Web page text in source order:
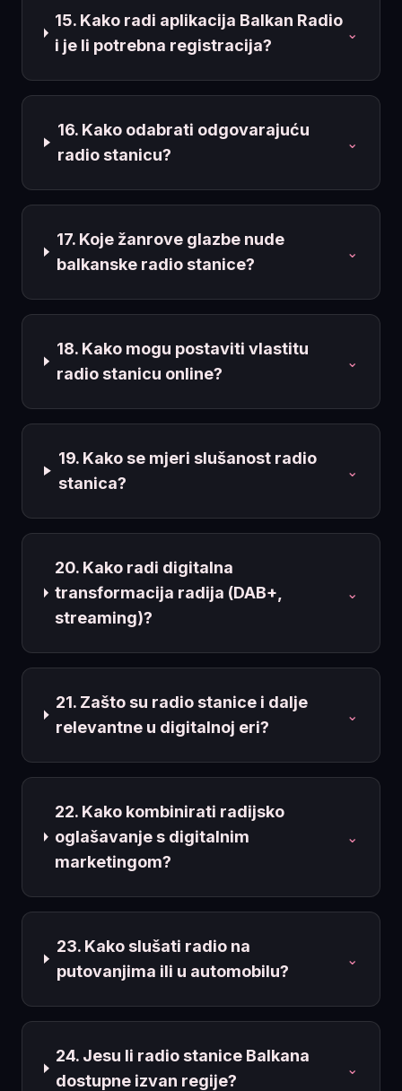
15. Kako radi aplikacija Balkan Radio
i je li potrebna registracija?
⌄
16. Kako odabrati odgovarajuću
radio stanicu?
⌄
17. Koje žanrove glazbe nude
balkanske radio stanice?
⌄
18. Kako mogu postaviti vlastitu
radio stanicu online?
⌄
19. Kako se mjeri slušanost radio
stanica?
⌄
20. Kako radi digitalna
transformacija radija (DAB+,
streaming)?
⌄
21. Zašto su radio stanice i dalje
relevantne u digitalnoj eri?
⌄
22. Kako kombinirati radijsko
oglašavanje s digitalnim
marketingom?
⌄
23. Kako slušati radio na
putovanjima ili u automobilu?
⌄
24. Jesu li radio stanice Balkana
dostupne izvan regije?
⌄